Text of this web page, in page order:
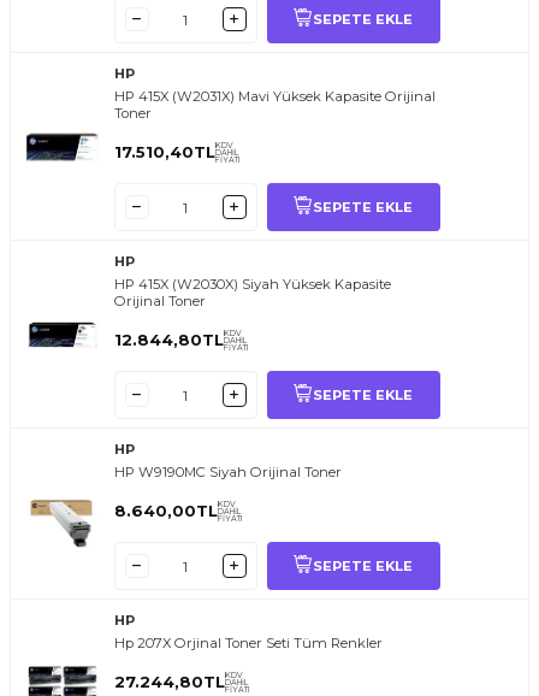
SEPETE EKLE
HP
HP 415X (W2031X) Mavi Yüksek Kapasite Orijinal
Toner
17.510,40TLKDV
DAHİL
FİYATI
SEPETE EKLE
HP
HP 415X (W2030X) Siyah Yüksek Kapasite
Orijinal Toner
12.844,80TLKDV
DAHİL
FİYATI
SEPETE EKLE
HP
HP W9190MC Siyah Orijinal Toner
8.640,00TLKDV
DAHİL
FİYATI
SEPETE EKLE
HP
Hp 207X Orjinal Toner Seti Tüm Renkler
27.244,80TLKDV
DAHİL
FİYATI